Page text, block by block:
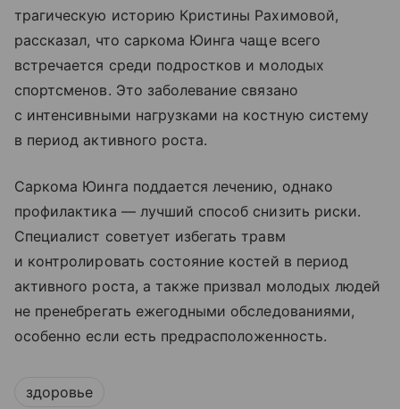
трагическую историю Кристины Рахимовой,
рассказал, что саркома Юинга чаще всего
встречается среди подростков и молодых
спортсменов. Это заболевание связано
с интенсивными нагрузками на костную систему
в период активного роста.
Саркома Юинга поддается лечению, однако
профилактика — лучший способ снизить риски.
Специалист советует избегать травм
и контролировать состояние костей в период
активного роста, а также призвал молодых людей
не пренебрегать ежегодными обследованиями,
особенно если есть предрасположенность.
здоровье